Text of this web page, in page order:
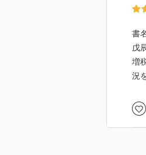
書
戊
増
況